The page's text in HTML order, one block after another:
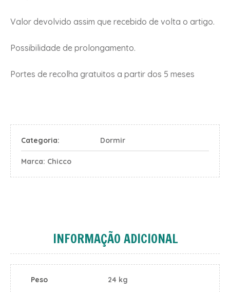
Valor devolvido assim que recebido de volta o artigo.
Possibilidade de prolongamento.
Portes de recolha gratuitos a partir dos 5 meses
Categoria: Dormir
Marca: Chicco
INFORMAÇÃO ADICIONAL
Peso 24 kg